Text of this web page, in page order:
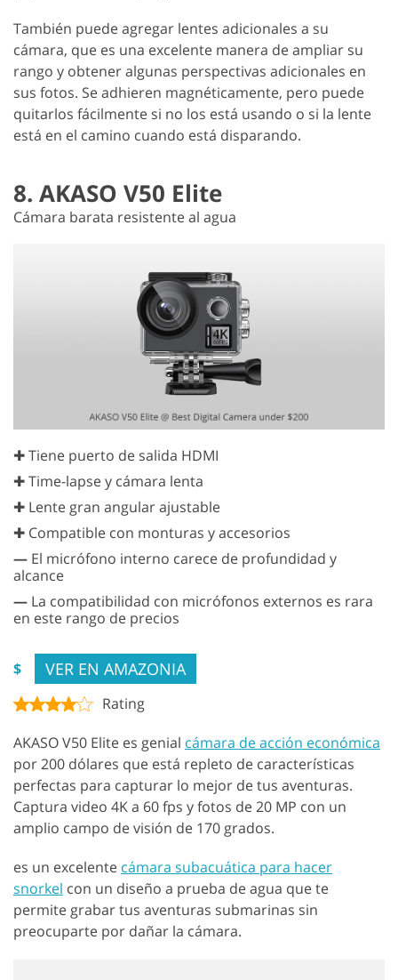
También puede agregar lentes adicionales a su
cámara, que es una excelente manera de ampliar su
rango y obtener algunas perspectivas adicionales en
sus fotos. Se adhieren magnéticamente, pero puede
quitarlos fácilmente si no los está usando o si la lente
está en el camino cuando está disparando.
8. AKASO V50 Elite
Cámara barata resistente al agua
✚ Tiene puerto de salida HDMI
✚ Time-lapse y cámara lenta
✚ Lente gran angular ajustable
✚ Compatible con monturas y accesorios
— El micrófono interno carece de profundidad y
alcance
— La compatibilidad con micrófonos externos es rara
en este rango de precios
$ VER EN AMAZONIA
Rating
AKASO V50 Elite es genial cámara de acción económica
por 200 dólares que está repleto de características
perfectas para capturar lo mejor de tus aventuras.
Captura video 4K a 60 fps y fotos de 20 MP con un
amplio campo de visión de 170 grados.
es un excelente cámara subacuática para hacer
snorkel con un diseño a prueba de agua que te
permite grabar tus aventuras submarinas sin
preocuparte por dañar la cámara.